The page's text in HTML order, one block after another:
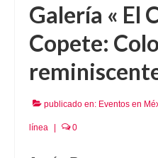
Galería « El
Copete:
publicado en: Eventos en
línea 0